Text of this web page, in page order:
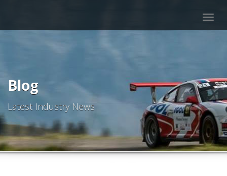
Blog
Latest Industry News